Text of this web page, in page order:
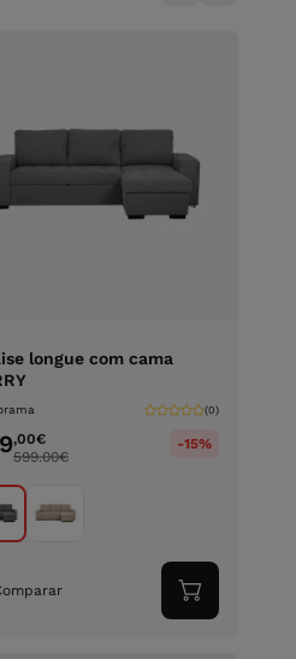
longue com cama
(0)
,00€
599.00€
-15%
Adicionar
ao